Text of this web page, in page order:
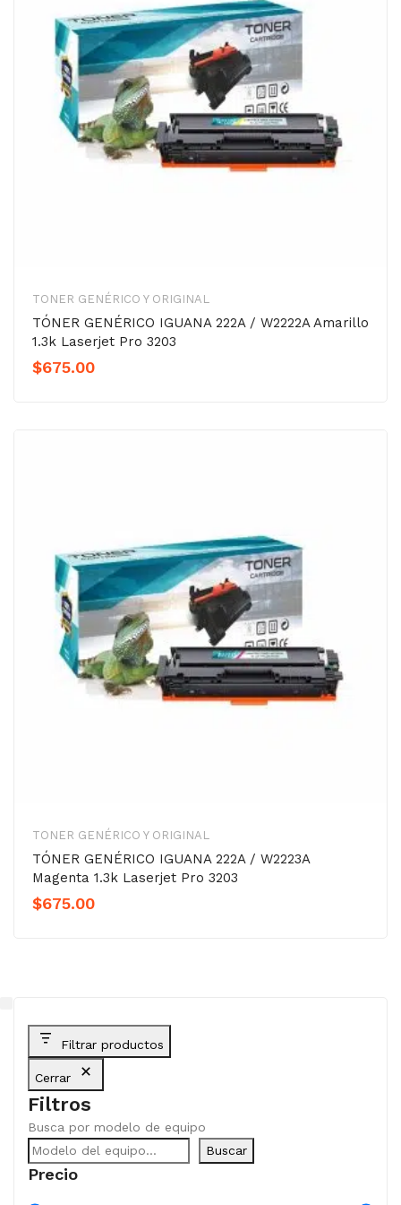
TONER GENÉRICO Y ORIGINAL
TÓNER GENÉRICO IGUANA 222A / W2222A Amarillo
1.3k Laserjet Pro 3203
$675.00
TONER GENÉRICO Y ORIGINAL
TÓNER GENÉRICO IGUANA 222A / W2223A
Magenta 1.3k Laserjet Pro 3203
$675.00
Filtrar productos
Cerrar
Filtros
Busca por modelo de equipo
Buscar
Precio